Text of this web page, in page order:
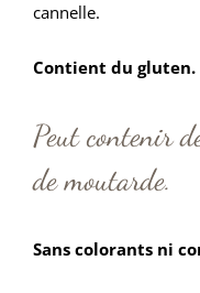
cannelle.
Contient du gluten.
Peut contenir
de moutarde.
Sans colorants ni